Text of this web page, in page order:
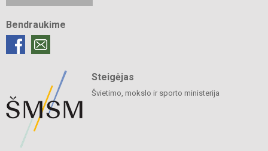
Bendraukime
Steigėjas
Švietimo, mokslo ir sporto ministerija